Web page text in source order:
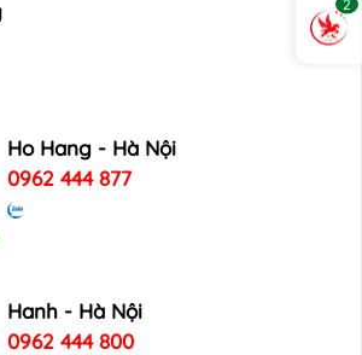
Ho Hang - Hà Nội
0962 444 877
Hanh - Hà Nội
0962 444 800
2